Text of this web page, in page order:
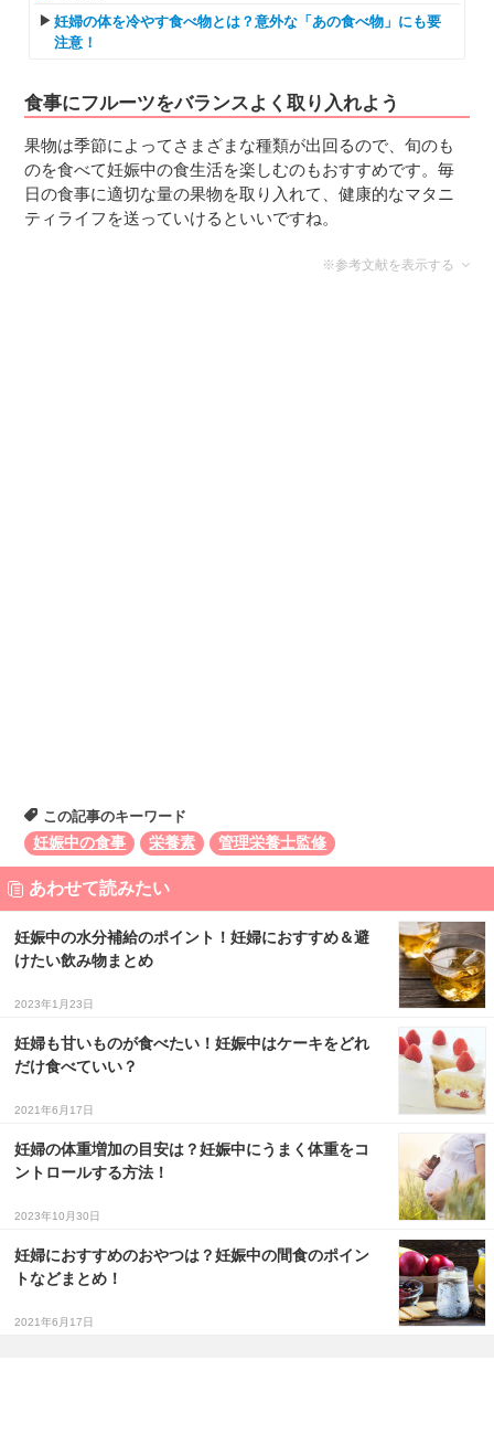
妊婦の体を冷やす食べ物とは？意外な「あの食べ物」にも要
注意！
食事にフルーツをバランスよく取り入れよう
果物は季節によってさまざまな種類が出回るので、旬のも
のを食べて妊娠中の食生活を楽しむのもおすすめです。毎
日の食事に適切な量の果物を取り入れて、健康的なマタニ
ティライフを送っていけるといいですね。
※参考文献を表示する
この記事のキーワード
妊娠中の食事
栄養素 管理栄養士監修
あわせて読みたい
妊娠中の水分補給のポイント！妊婦におすすめ＆避
けたい飲み物まとめ
2023年1月23日
妊婦も甘いものが食べたい！妊娠中はケーキをどれ
だけ食べていい？
2021年6月17日
妊婦の体重増加の目安は？妊娠中にうまく体重をコ
ントロールする方法！
2023年10月30日
妊婦におすすめのおやつは？妊娠中の間食のポイン
トなどまとめ！
2021年6月17日